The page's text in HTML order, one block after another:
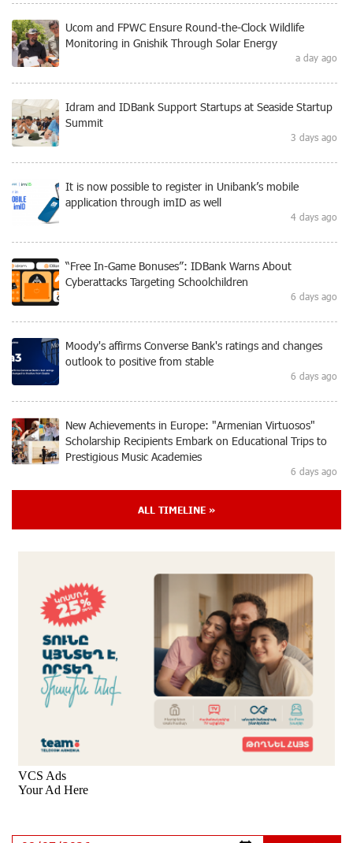
Ucom and FPWC Ensure Round-the-Clock Wildlife
Monitoring in Gnishik Through Solar Energy
a day ago
Idram and IDBank Support Startups at Seaside Startup
Summit
3 days ago
It is now possible to register in Unibank’s mobile
application through imID as well
4 days ago
“Free In-Game Bonuses”: IDBank Warns About
Cyberattacks Targeting Schoolchildren
6 days ago
Moody's affirms Converse Bank's ratings and changes
outlook to positive from stable
6 days ago
New Achievements in Europe: "Armenian Virtuosos"
Scholarship Recipients Embark on Educational Trips to
Prestigious Music Academies
6 days ago
Rate.Trading Platform at Seaside Startup Summit:
IDBank Introduces an Innovative Solution
Khachaturian Rooftop Grand Opening Supported by
IDBank
8 days ago
Ucom’s Sales and Service Center Reopens at 24/2
Shahumyan Street in Ararat
9 days ago
Scholarship recipients of the “Armenian Virtuosos”
Program participated in the Järvi Academy and Pärnu
Music Festival in Estonia, representing Armenia on the
ALL TIMELINE »